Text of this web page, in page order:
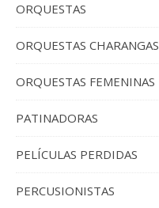
ORQUESTAS
ORQUESTAS CHARANGAS
ORQUESTAS FEMENINAS
PATINADORAS
PELÍCULAS PERDIDAS
PERCUSIONISTAS